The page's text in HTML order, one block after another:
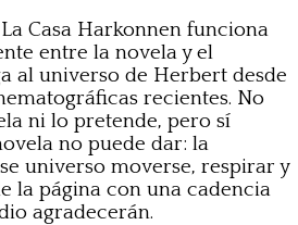
Casa Harkonnen funciona
entre la novela y el
al universo de Herbert desde
recientes. No
ni lo pretende, pero sí
no puede dar: la
universo moverse, respirar y
la página con una cadencia
agradecerán.